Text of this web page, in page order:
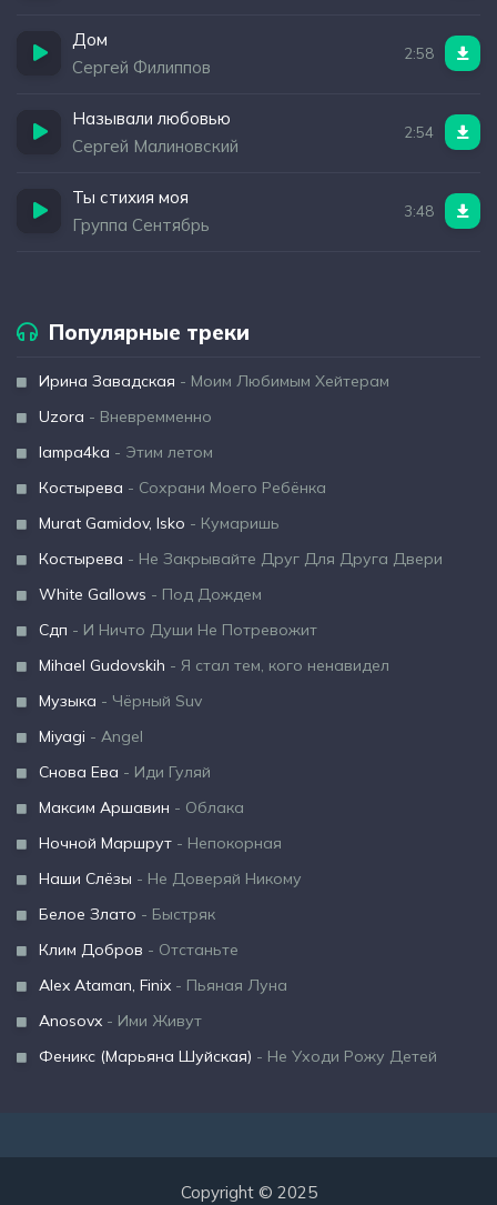
Дом
Сергей Филиппов
2:58
Называли любовью
Сергей Малиновский
2:54
Ты стихия моя
Группа Сентябрь
3:48
Популярные треки
Ирина Завадская - Моим Любимым Хейтерам
Uzora - Вневремменно
lampa4ka - Этим летом
Костырева - Сохрани Моего Ребёнка
Murat Gamidov, Isko - Кумаришь
Костырева - Не Закрывайте Друг Для Друга Двери
White Gallows - Под Дождем
Сдп - И Ничто Души Не Потревожит
Mihael Gudovskih - Я стал тем, кого ненавидел
Музыка - Чёрный Suv
Miyagi - Angel
Снова Ева - Иди Гуляй
Максим Аршавин - Облака
Ночной Маршрут - Непокорная
Наши Слёзы - Не Доверяй Никому
Белое Злато - Быстряк
Клим Добров - Отстаньте
Alex Ataman, Finix - Пьяная Луна
Anosovx - Ими Живут
Феникс (Марьяна Шуйская) - Не Уходи Рожу Детей
Copyright © 2025